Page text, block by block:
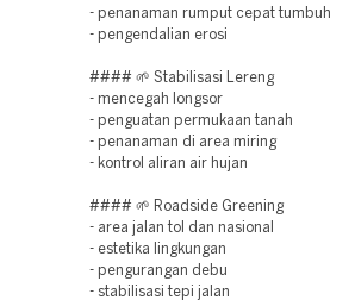
- penanaman rumput cepat tumbuh
- pengendalian erosi
#### 🌱 Stabilisasi Lereng
- mencegah longsor
- penguatan permukaan tanah
- penanaman di area miring
- kontrol aliran air hujan
#### 🌱 Roadside Greening
- area jalan tol dan nasional
- estetika lingkungan
- pengurangan debu
- stabilisasi tepi jalan